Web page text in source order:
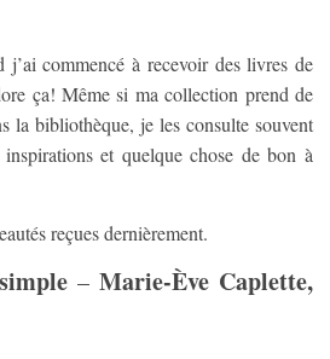
j’ai commencé à recevoir des livres de
ça! Même si ma collection prend de
la bibliothèque, je les consulte souvent
et quelque chose de bon à
reçues dernièrement.
– Marie-Ève Caplette,